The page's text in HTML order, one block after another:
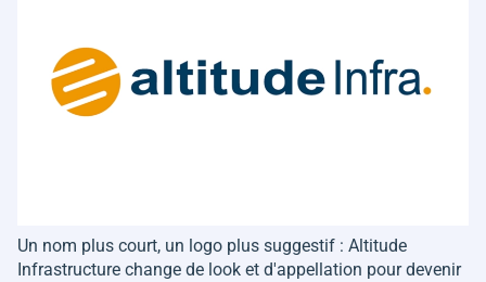
Un nom plus court, un logo plus suggestif : Altitude
Infrastructure change de look et d'appellation pour devenir